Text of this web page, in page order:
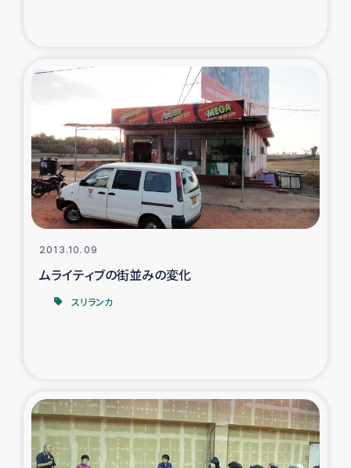
デニヤヤ小規模紅茶農家支援
コーヒー生産者支援
アイナロ県マウベシ郡でのコーヒー畑改善事業
ベイルート大規模爆発被災者支援
アグロフォレストリー（カカオ）事業
2013.10.09
ムライティブの街並みの変化
スリランカ